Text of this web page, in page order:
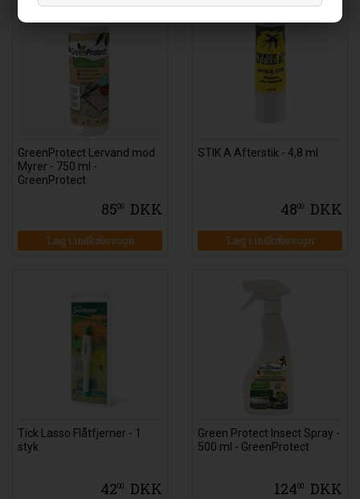
GreenProtect Lervand mod
Myrer - 750 ml -
GreenProtect
8500 DKK
STIK A Afterstik - 4,8 ml
4800 DKK
Tick Lasso Flåtfjerner - 1
styk
4200 DKK
Green Protect Insect Spray -
500 ml - GreenProtect
12400 DKK